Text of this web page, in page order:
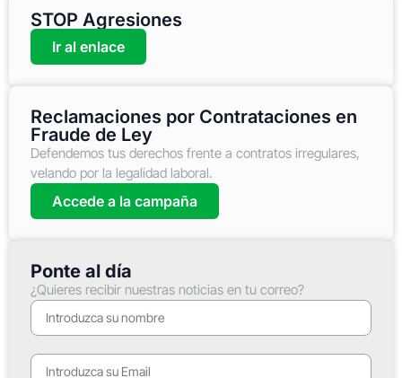
STOP Agresiones
Ir al enlace
Reclamaciones por Contrataciones en
Fraude de Ley
Defendemos tus derechos frente a contratos irregulares,
velando por la legalidad laboral.
Accede a la campaña
Ponte al día
¿Quieres recibir nuestras noticias en tu correo?